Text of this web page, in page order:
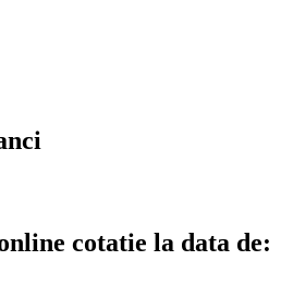
cotatie la data de: